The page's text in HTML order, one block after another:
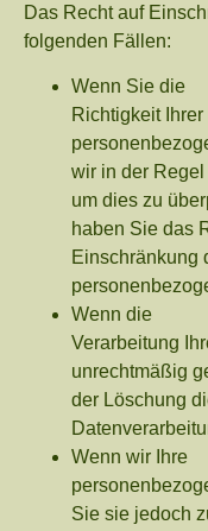
Das Recht auf
folgenden Fällen:
Wenn Sie die
Richtigkeit
wir in der Regel
um dies zu
haben Sie das
Einschränkung
Wenn die
Verarbeitung
unrechtmäßig
der Löschung
Wenn wir Ihre
Sie sie jedoch